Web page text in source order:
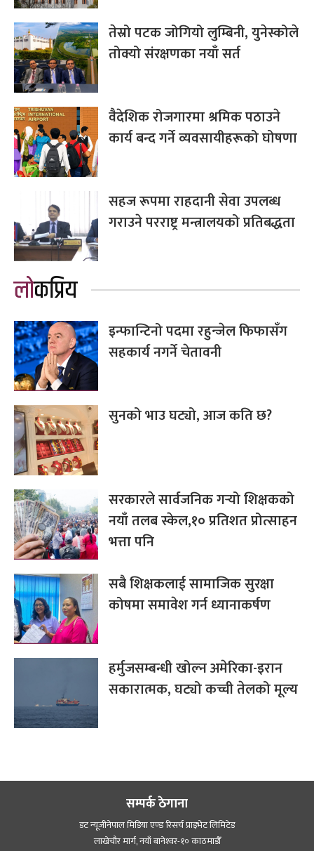
तेस्रो पटक जोगियो लुम्बिनी, युनेस्कोले
तोक्यो संरक्षणका नयाँ सर्त
वैदेशिक रोजगारमा श्रमिक पठाउने
कार्य बन्द गर्ने व्यवसायीहरूको घोषणा
सहज रूपमा राहदानी सेवा उपलब्ध
गराउने परराष्ट्र मन्त्रालयको प्रतिबद्धता
लोकप्रिय
इन्फान्टिनो पदमा रहुन्जेल फिफासँग
सहकार्य नगर्ने चेतावनी
सुनको भाउ घट्यो, आज कति छ?
सरकारले सार्वजनिक गर्‍यो शिक्षकको
नयाँ तलब स्केल,१० प्रतिशत प्रोत्साहन
भत्ता पनि
सबै शिक्षकलाई सामाजिक सुरक्षा
कोषमा समावेश गर्न ध्यानाकर्षण
हर्मुजसम्बन्धी खोल्न अमेरिका-इरान
सकारात्मक, घट्यो कच्ची तेलको मूल्य
सम्पर्क ठेगाना
डट न्यूजीनेपाल मिडिया एण्ड रिसर्च प्राइभेट लिमिटेड
लाखेचौर मार्ग, नयाँ बानेश्‍वर-१० काठमाडौँ